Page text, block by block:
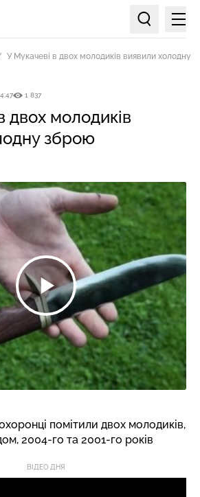
Пошук по
У Мукачеві в двох молодиків виявили холодну
1 837
двох молодиків
зброю
помітили двох молодиків,
2004-го та 2001-го років
ВІДЕО ДНЯ